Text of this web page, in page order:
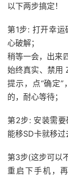
以下两步搞定！
第1步: 打开幸
心破解；
稍等一会，出来
始终真实、禁用
提示，点“确定
的，耐心等待；
第2步: 安装需
能移SD卡就移过
第3步(这步可以
重启下手机，